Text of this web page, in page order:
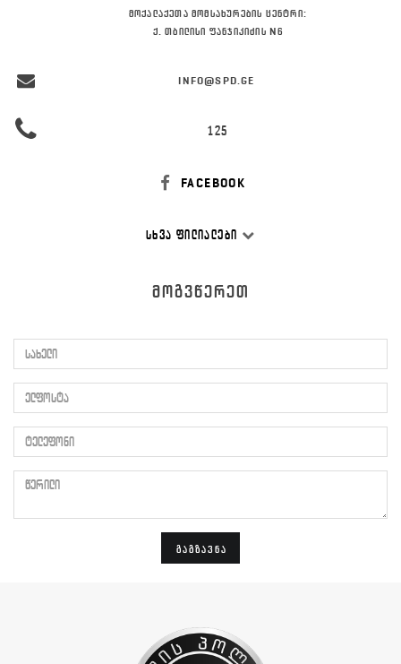
ᲛᲝᲥᲐᲚᲐᲥᲔᲗᲐ ᲛᲝᲛᲡᲐᲮᲣᲠᲔᲑᲘᲡ ᲪᲔᲜᲢᲠᲘ:
Ქ. ᲗᲑᲘᲚᲘᲡᲘ ᲤᲐᲜᲯᲘᲙᲘᲫᲘᲡ N6
INFO@SPD.GE
125
FACEBOOK
ᲡᲮᲕᲐ ᲤᲘᲚᲘᲐᲚᲔᲑᲘ
ᲛᲝᲒᲕᲬᲔᲠᲔᲗ
ᲒᲐᲒᲖᲐᲕᲜᲐ